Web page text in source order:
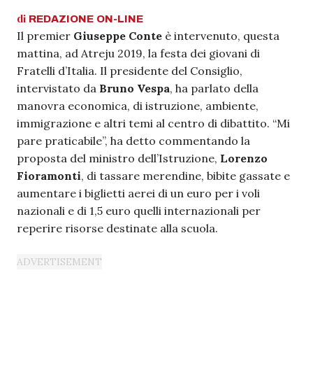
di REDAZIONE ON-LINE
Il premier Giuseppe Conte è intervenuto, questa
mattina, ad Atreju 2019, la festa dei giovani di
Fratelli d’Italia. Il presidente del Consiglio,
intervistato da Bruno Vespa, ha parlato della
manovra economica, di istruzione, ambiente,
immigrazione e altri temi al centro di dibattito. “Mi
pare praticabile”, ha detto commentando la
proposta del ministro dell’Istruzione, Lorenzo
Fioramonti, di tassare merendine, bibite gassate e
aumentare i biglietti aerei di un euro per i voli
nazionali e di 1,5 euro quelli internazionali per
reperire risorse destinate alla scuola.